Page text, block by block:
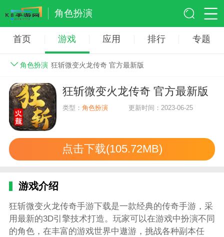
角色扮演
首页 游戏 应用 排行 专题
角色扮演 狂斩微变火龙传奇 官方最新版
狂斩微变火龙传奇 官方最新版
类型：角色扮演 更新时间：2023-06-25
点击下载(105.72MB)
游戏介绍
狂斩微变火龙传奇手游下载是一款经典的传奇手游，采
用最新的3D引擎技术打造。玩家可以在游戏中扮演不同
的角色，在丰富的游戏世界中遨游，挑战各种副本任